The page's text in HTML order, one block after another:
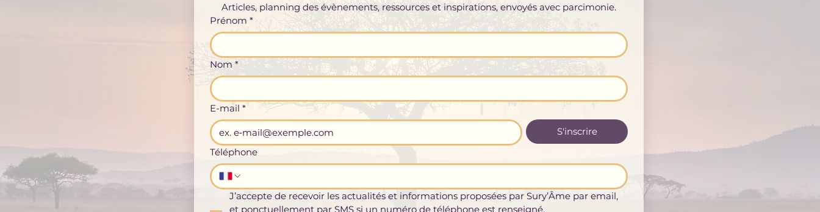
Articles, planning des évènements, ressources et inspirations, envoyés avec parcimonie.
Prénom *
Nom *
E-mail *
S'inscrire
Téléphone
J’accepte de recevoir les actualités et informations proposées par Sury’Âme par email,
et ponctuellement par SMS si un numéro de téléphone est renseigné.